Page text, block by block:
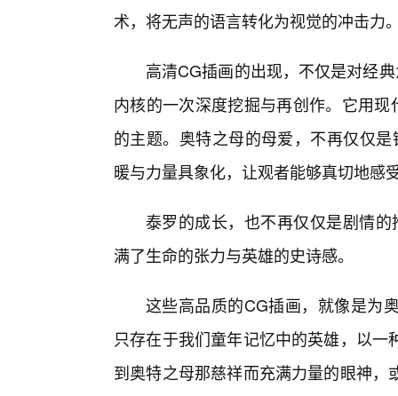
术，将无声的语言转化为视觉的冲击力
高清CG插画的出现，不仅是对经
内核的一次深度挖掘与再创作。它用
的主题。奥特之母的母爱，不再仅仅
暖与力量具象化，让观者能够真切地感
泰罗的成长，也不再仅仅是剧情
满了生命的张力与英雄的史诗感。
这些高品质的CG插画，就像是为
只存在于我们童年记忆中的英雄，以
到奥特之母那慈祥而充满力量的眼神